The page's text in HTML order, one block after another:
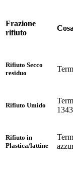
Frazione
rifiuto
Rifiuto Secco
residuo
Rifiuto Umido
Rifiuto in
Plastica/lattine